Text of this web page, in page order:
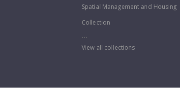
Spatial Management and Housing
Collection
...
View all collections